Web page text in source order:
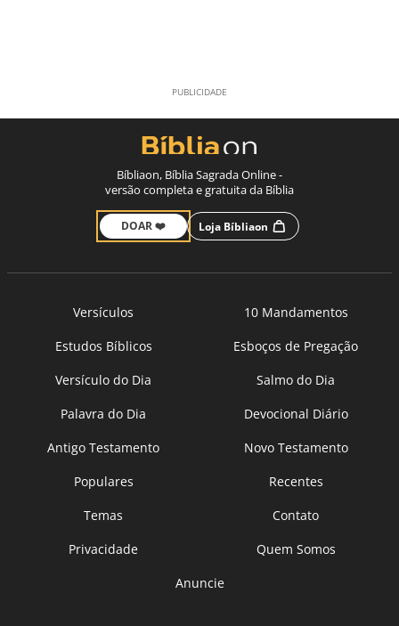
Bíbliaon, Bíblia Sagrada Online -
versão completa e gratuita da Bíblia
DOAR ❤️ Loja Bíbliaon
Versículos
10 Mandamentos
Estudos Bíblicos
Esboços de Pregação
Versículo do Dia
Salmo do Dia
Palavra do Dia
Devocional Diário
Antigo Testamento
Novo Testamento
Populares
Recentes
Temas
Contato
Privacidade
Quem Somos
Anuncie